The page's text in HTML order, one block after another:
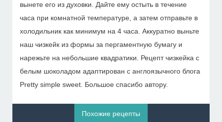
вынете его из духовки. Дайте ему остыть в течение
часа при комнатной температуре, а затем отправьте в
холодильник как минимум на 4 часа. Аккуратно выньте
наш чизкейк из формы за пергаментную бумагу и
нарежьте на небольшие квадратики. Рецепт чизкейка с
белым шоколадом адаптирован с англоязычного блога
Pretty simple sweet. Большое спасибо автору.
Похожие рецепты